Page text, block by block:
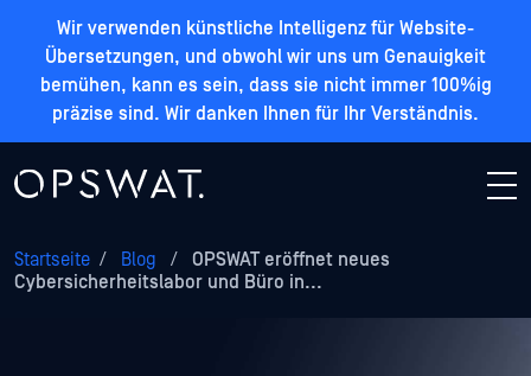
Wir verwenden künstliche Intelligenz für Website-
Übersetzungen, und obwohl wir uns um Genauigkeit
bemühen, kann es sein, dass sie nicht immer 100%ig
präzise sind. Wir danken Ihnen für Ihr Verständnis.
Startseite / Blog /
OPSWAT eröffnet neues
Cybersicherheitslabor und Büro in...